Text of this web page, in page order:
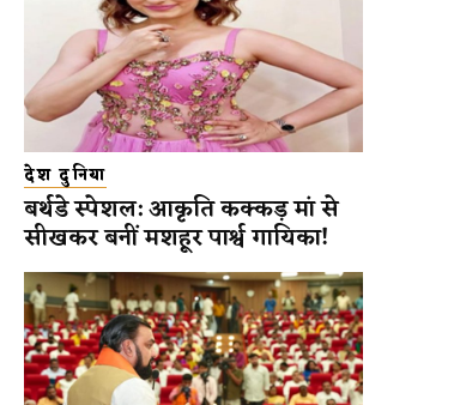
देश दुनिया
बर्थडे स्पेशल: आकृति कक्कड़ मां से
सीखकर बनीं मशहूर पार्श्व गायिका!